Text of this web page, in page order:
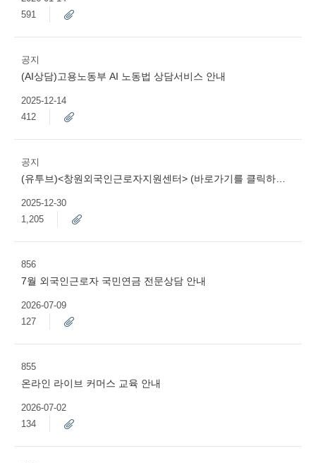
591
공지
(AI상담)고용노동부 AI 노동법 상담서비스 안내
2025-12-14
412
공지
2025-12-30
1,205
856
7월 외국인근로자 국민연금 전문상담 안내
2026-07-09
127
855
온라인 라이브 커머스 교육 안내
2026-07-02
134